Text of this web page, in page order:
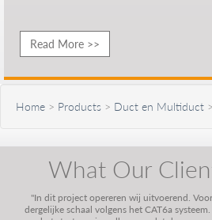
Read More >>
Home > Products > Duct en Multiduct >
What Our
"In dit project opereren wij uitvoerend.
dergelijke schaal volgens het CAT6a